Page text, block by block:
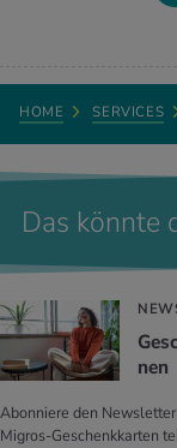
HOME SERVICES
Das könnte
nen
Abonniere den
Migros-Geschenkkarten